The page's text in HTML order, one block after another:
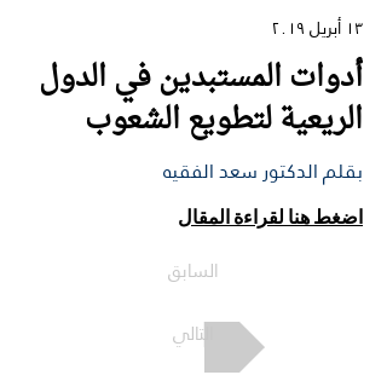
١٣ أبريل ٢٠١٩
أدوات المستبدين في الدول
الريعية لتطويع الشعوب
بقلم الدكتور سعد الفقيه
اضغط هنا لقراءة المقال
السابق
التالي